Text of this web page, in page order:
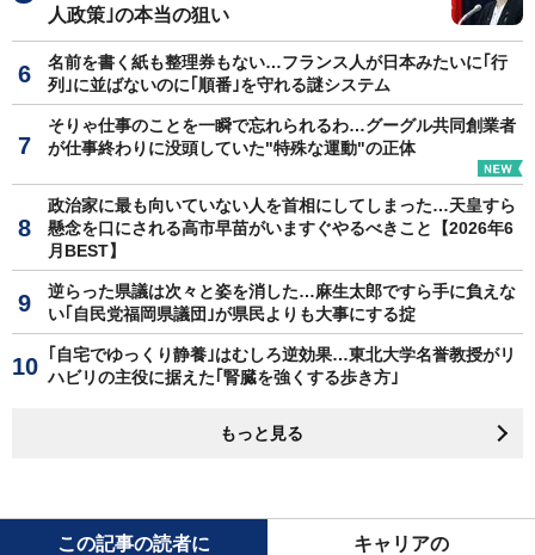
人政策｣の本当の狙い
名前を書く紙も整理券もない…フランス人が日本みたいに｢行
列｣に並ばないのに｢順番｣を守れる謎システム
そりゃ仕事のことを一瞬で忘れられるわ…グーグル共同創業者
が仕事終わりに没頭していた"特殊な運動"の正体
政治家に最も向いていない人を首相にしてしまった…天皇すら
懸念を口にされる高市早苗がいますぐやるべきこと【2026年6
月BEST】
逆らった県議は次々と姿を消した…麻生太郎ですら手に負えな
い｢自民党福岡県議団｣が県民よりも大事にする掟
｢自宅でゆっくり静養｣はむしろ逆効果…東北大学名誉教授がリ
ハビリの主役に据えた｢腎臓を強くする歩き方｣
もっと見る
この記事の読者に
キャリアの